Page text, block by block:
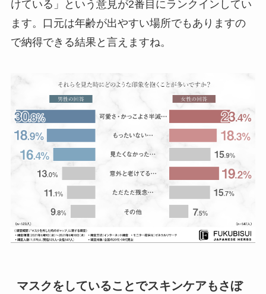
けている」という意見が2番目にランクインしてい
ます。口元は年齢が出やすい場所でもありますの
で納得できる結果と言えますね。
マスクをしていることでスキンケアもさぼ